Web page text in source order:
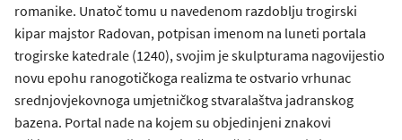
romanike. Unatoč tomu u navedenom razdoblju trogirski
kipar majstor Radovan, potpisan imenom na luneti portala
trogirske katedrale (1240), svojim je skulpturama nagovijestio
novu epohu ranogotičkoga realizma te ostvario vrhunac
srednjovjekovnoga umjetničkog stvaralaštva jadranskog
bazena. Portal nade na kojem su objedinjeni znakovi